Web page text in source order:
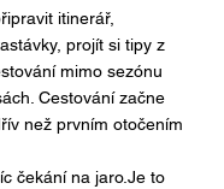
itinerář,
projít si tipy z
mimo sezónu
Cestování začne
než prvním otočením
čekání na jaro.Je to